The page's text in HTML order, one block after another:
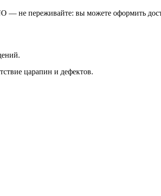
— не переживайте: вы можете оформить
царапин и дефектов.